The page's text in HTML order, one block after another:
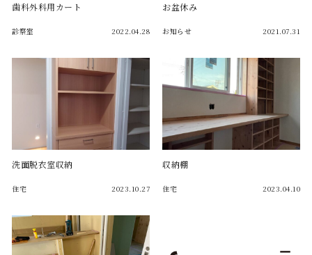
歯科外科用カート
診察室 2022.04.28
お盆休み
お知らせ 2021.07.31
洗面脱衣室収納
住宅 2023.10.27
収納棚
住宅 2023.04.10